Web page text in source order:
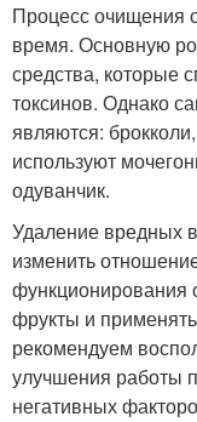
Процесс очищения
время. Основную
средства, которые
токсинов. Однако
являются:
используют
одуванчик.
Удаление вредных
изменить
функционирования
фрукты и
рекомендуем
улучшения работы
негативных